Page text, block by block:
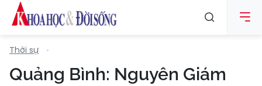
Thời sự
Quảng Bình: Nguyên Giám